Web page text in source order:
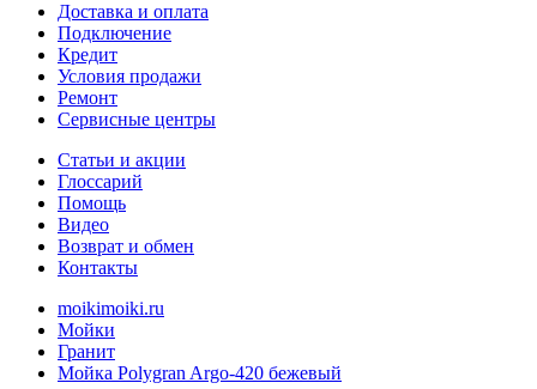
Доставка и оплата
Подключение
Кредит
Условия продажи
Ремонт
Сервисные центры
Статьи и акции
Глоссарий
Помощь
Видео
Возврат и обмен
Контакты
moikimoiki.ru
Мойки
Гранит
Мойка Polygran Argo-420 бежевый